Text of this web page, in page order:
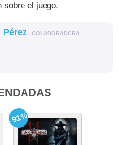
sobre el juego.
Pérez COLABORADORA
-91%